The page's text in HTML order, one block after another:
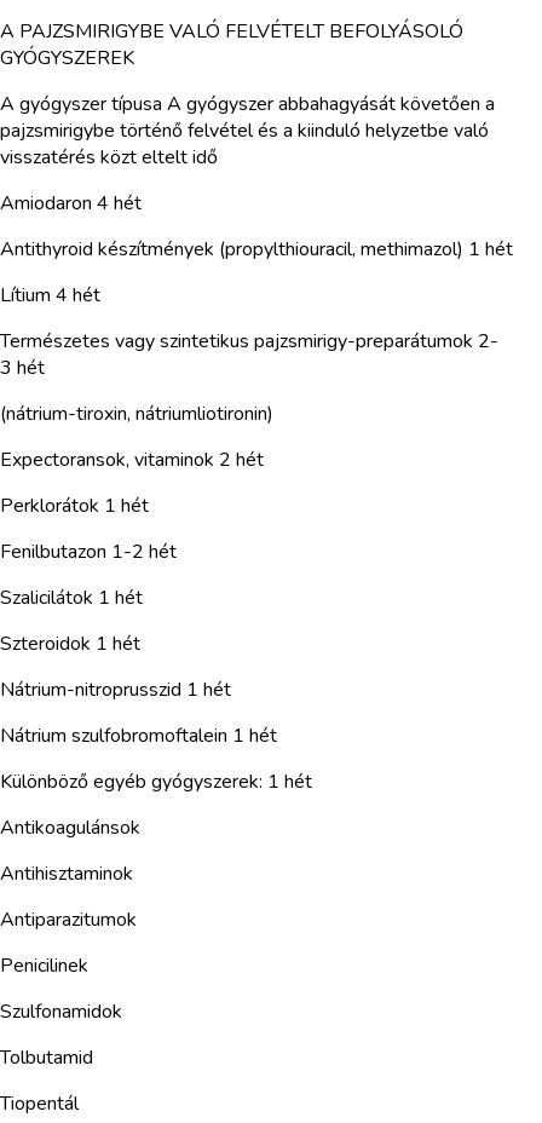
A PAJZSMIRIGYBE VALÓ FELVÉTELT BEFOLYÁSOLÓ
GYÓGYSZEREK
A gyógyszer típusa A gyógyszer abbahagyását követően a
pajzsmirigybe történő felvétel és a kiinduló helyzetbe való
visszatérés közt eltelt idő
Amiodaron 4 hét
Antithyroid készítmények (propylthiouracil, methimazol) 1 hét
Lítium 4 hét
Természetes vagy szintetikus pajzsmirigy-preparátumok 2-
3 hét
(nátrium-tiroxin, nátriumliotironin)
Expectoransok, vitaminok 2 hét
Perklorátok 1 hét
Fenilbutazon 1-2 hét
Szalicilátok 1 hét
Szteroidok 1 hét
Nátrium-nitroprusszid 1 hét
Nátrium szulfobromoftalein 1 hét
Különböző egyéb gyógyszerek: 1 hét
Antikoagulánsok
Antihisztaminok
Antiparazitumok
Penicilinek
Szulfonamidok
Tolbutamid
Tiopentál